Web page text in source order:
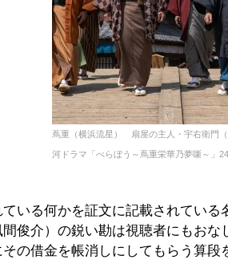
蔦重（横浜流星） 扇屋の主人・宇右衛門
河ドラマ「べらぼう～蔦重栄華乃夢噺～」
いる何かを証文に記載されてい
俊介）の鋭い勘は視聴者にもお
の借金を帳消しにしてもらう算段